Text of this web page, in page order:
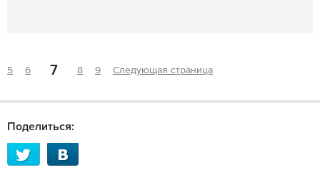
5 6 7 8 9 Следующая страница
Поделиться: